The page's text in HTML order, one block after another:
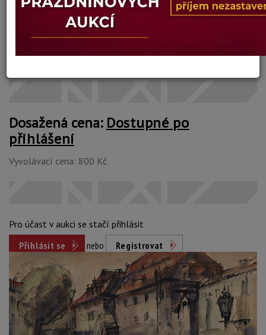
Technika: kombinovaná technika
Šířka: 43 cm, výška: 23 cm, rámování: 37 x 59 cm
Dosažená cena: Dostupné po
přihlášení
Vyvolávací cena: 800 Kč
Pro účast v aukci se stačí přihlásit
Přihlásit se
nebo Registrovat